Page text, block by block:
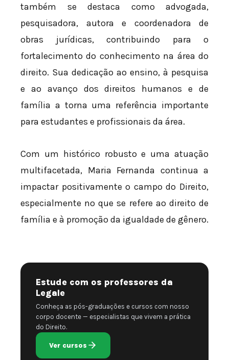
também se destaca como advogada,
pesquisadora, autora e coordenadora de
obras jurídicas, contribuindo para o
fortalecimento do conhecimento na área do
direito. Sua dedicação ao ensino, à pesquisa
e ao avanço dos direitos humanos e de
família a torna uma referência importante
para estudantes e profissionais da área.
Com um histórico robusto e uma atuação
multifacetada, Maria Fernanda continua a
impactar positivamente o campo do Direito,
especialmente no que se refere ao direito de
família e à promoção da igualdade de gênero.
Estude com os professores da
Legale
Conheça as pós-graduações e cursos com nosso
corpo docente — especialistas que vivem a prática
do Direito.
Ver cursos